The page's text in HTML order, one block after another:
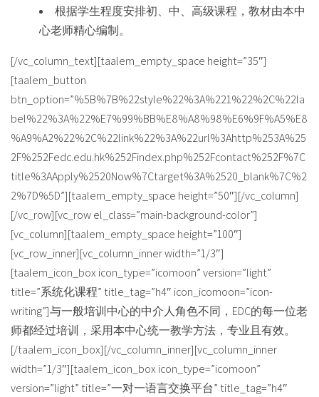
根据学生程度安排初、中、高级课程，教材由本中
心老师精心编制。
[/vc_column_text][taalem_empty_space height=”35″]
[taalem_button
btn_option=”%5B%7B%22style%22%3A%221%22%2C%22la
bel%22%3A%22%E7%99%BB%E8%A8%98%E6%9F%A5%E8
%A9%A2%22%2C%22link%22%3A%22url%3Ahttp%253A%25
2F%252Fedc.edu.hk%252Findex.php%252Fcontact%252F%7C
title%3AApply%2520Now%7Ctarget%3A%2520_blank%7C%2
2%7D%5D”][taalem_empty_space height=”50″][/vc_column]
[/vc_row][vc_row el_class=”main-background-color”]
[vc_column][taalem_empty_space height=”100″]
[vc_row_inner][vc_column_inner width=”1/3″]
[taalem_icon_box icon_type=”icomoon” version=”light”
title=”系统化课程” title_tag=”h4″ icon_icomoon=”icon-
writing”]与一般培训中心的中介人角色不同，EDC的每一位老
师都经过培训，采用本中心统一教学方法，专业且有效。
[/taalem_icon_box][/vc_column_inner][vc_column_inner
width=”1/3″][taalem_icon_box icon_type=”icomoon”
version=”light” title=”一对一语言交换平台” title_tag=”h4″